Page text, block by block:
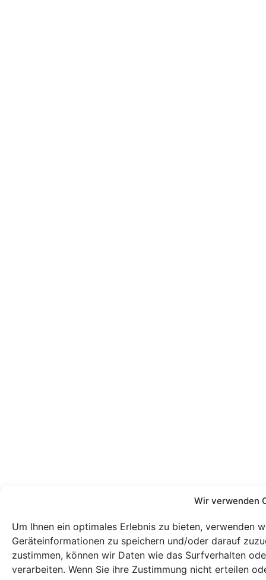
Wir verwenden
Um Ihnen ein optimales Erlebnis zu bieten, verwenden
Geräteinformationen zu speichern und/oder darauf
zustimmen, können wir Daten wie das Surfverhalten
verarbeiten. Wenn Sie ihre Zustimmung nicht erteilen